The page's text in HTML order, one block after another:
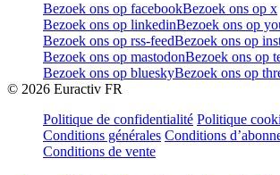
Bezoek ons op facebookBezoek ons op x
Bezoek ons op linkedinBezoek ons op
Bezoek ons op rss-feedBezoek ons op
Bezoek ons op mastodonBezoek ons op
Bezoek ons op blueskyBezoek ons op
© 2026 Euractiv FR
Politique de confidentialité Politique
Conditions générales Conditions
Conditions de vente